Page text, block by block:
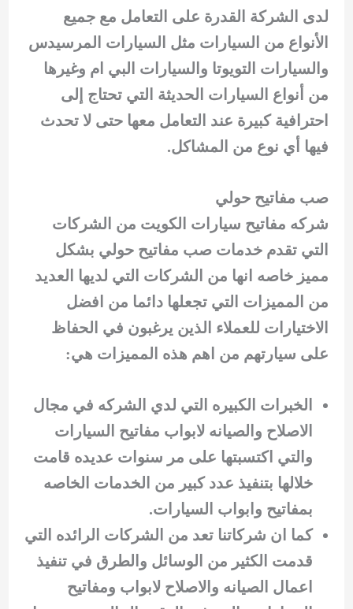
لدى الشركة القدرة على التعامل مع جميع
الأنواع من السيارات مثل السيارات المرسيدس
والسيارات التويوتا والسيارات البي ام وغيرها
من أنواع السيارات الحديثة التي تحتاج إلى
احترافية كبيرة عند التعامل معها حتى لا تحدث
فيها أي نوع من المشاكل.
صب مفاتيح حولي
شركه مفاتيح سيارات الكويت من الشركات
التي تقدم خدمات صب مفاتيح حولي بشكل
مميز خاصه انها من الشركات التي لديها العديد
من المميزات التي تجعلها دائما من افضل
الاختيارات للعملاء الذين يرغبون في الحفاظ
على سيارتهم من اهم هذه المميزات هي:
الخبرات الكبيره التي لدي الشركه في مجال
الاصلاح والصيانه لابواب مفاتيح السيارات
والتي اكتسبتها على مر سنوات عديده قامت
خلالها بتنفيذ عدد كبير من الخدمات الخاصه
بمفاتيح وابواب السيارات.
كما ان شركاتنا تعد من الشركات الرائده التي
قدمت الكثير من الوسائل والطرق في تنفيذ
اعمال الصيانه والاصلاح لابواب ومفاتيح